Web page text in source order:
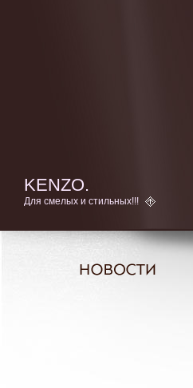
KENZO.
Для смелых и стильных!!!